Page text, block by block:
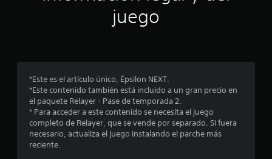
o
s
juego
*Este es el artículo único, Épsilon NEXT.
*Este contenido también está incluido a un gran precio en
el paquete Relayer - Pase de temporada 2.
* Para acceder a este contenido se necesita el juego
completo de Relayer, que se vende por separado. Si fuera
necesario, actualiza el juego instalando el parche más
reciente.